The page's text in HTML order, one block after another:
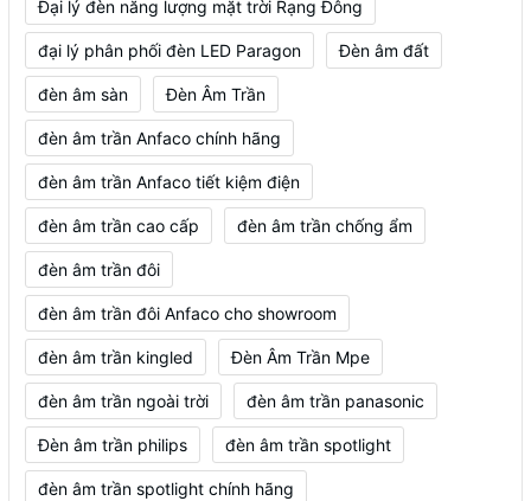
Đại lý đèn năng lượng mặt trời Rạng Đông
đại lý phân phối đèn LED Paragon Đèn âm đất
đèn âm sàn Đèn Âm Trần
đèn âm trần Anfaco chính hãng
đèn âm trần Anfaco tiết kiệm điện
đèn âm trần cao cấp đèn âm trần chống ẩm
đèn âm trần đôi
đèn âm trần đôi Anfaco cho showroom
đèn âm trần kingled Đèn Âm Trần Mpe
đèn âm trần ngoài trời đèn âm trần panasonic
Đèn âm trần philips đèn âm trần spotlight
đèn âm trần spotlight chính hãng